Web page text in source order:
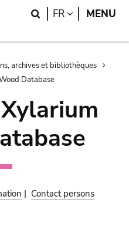
Search
FR LANGUAGE
MENU
archives et bibliothèques
Database
| Contact persons